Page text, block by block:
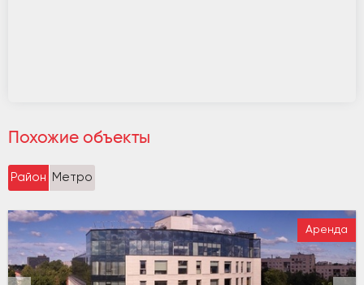
Похожие объекты
Район Метро
Аренда